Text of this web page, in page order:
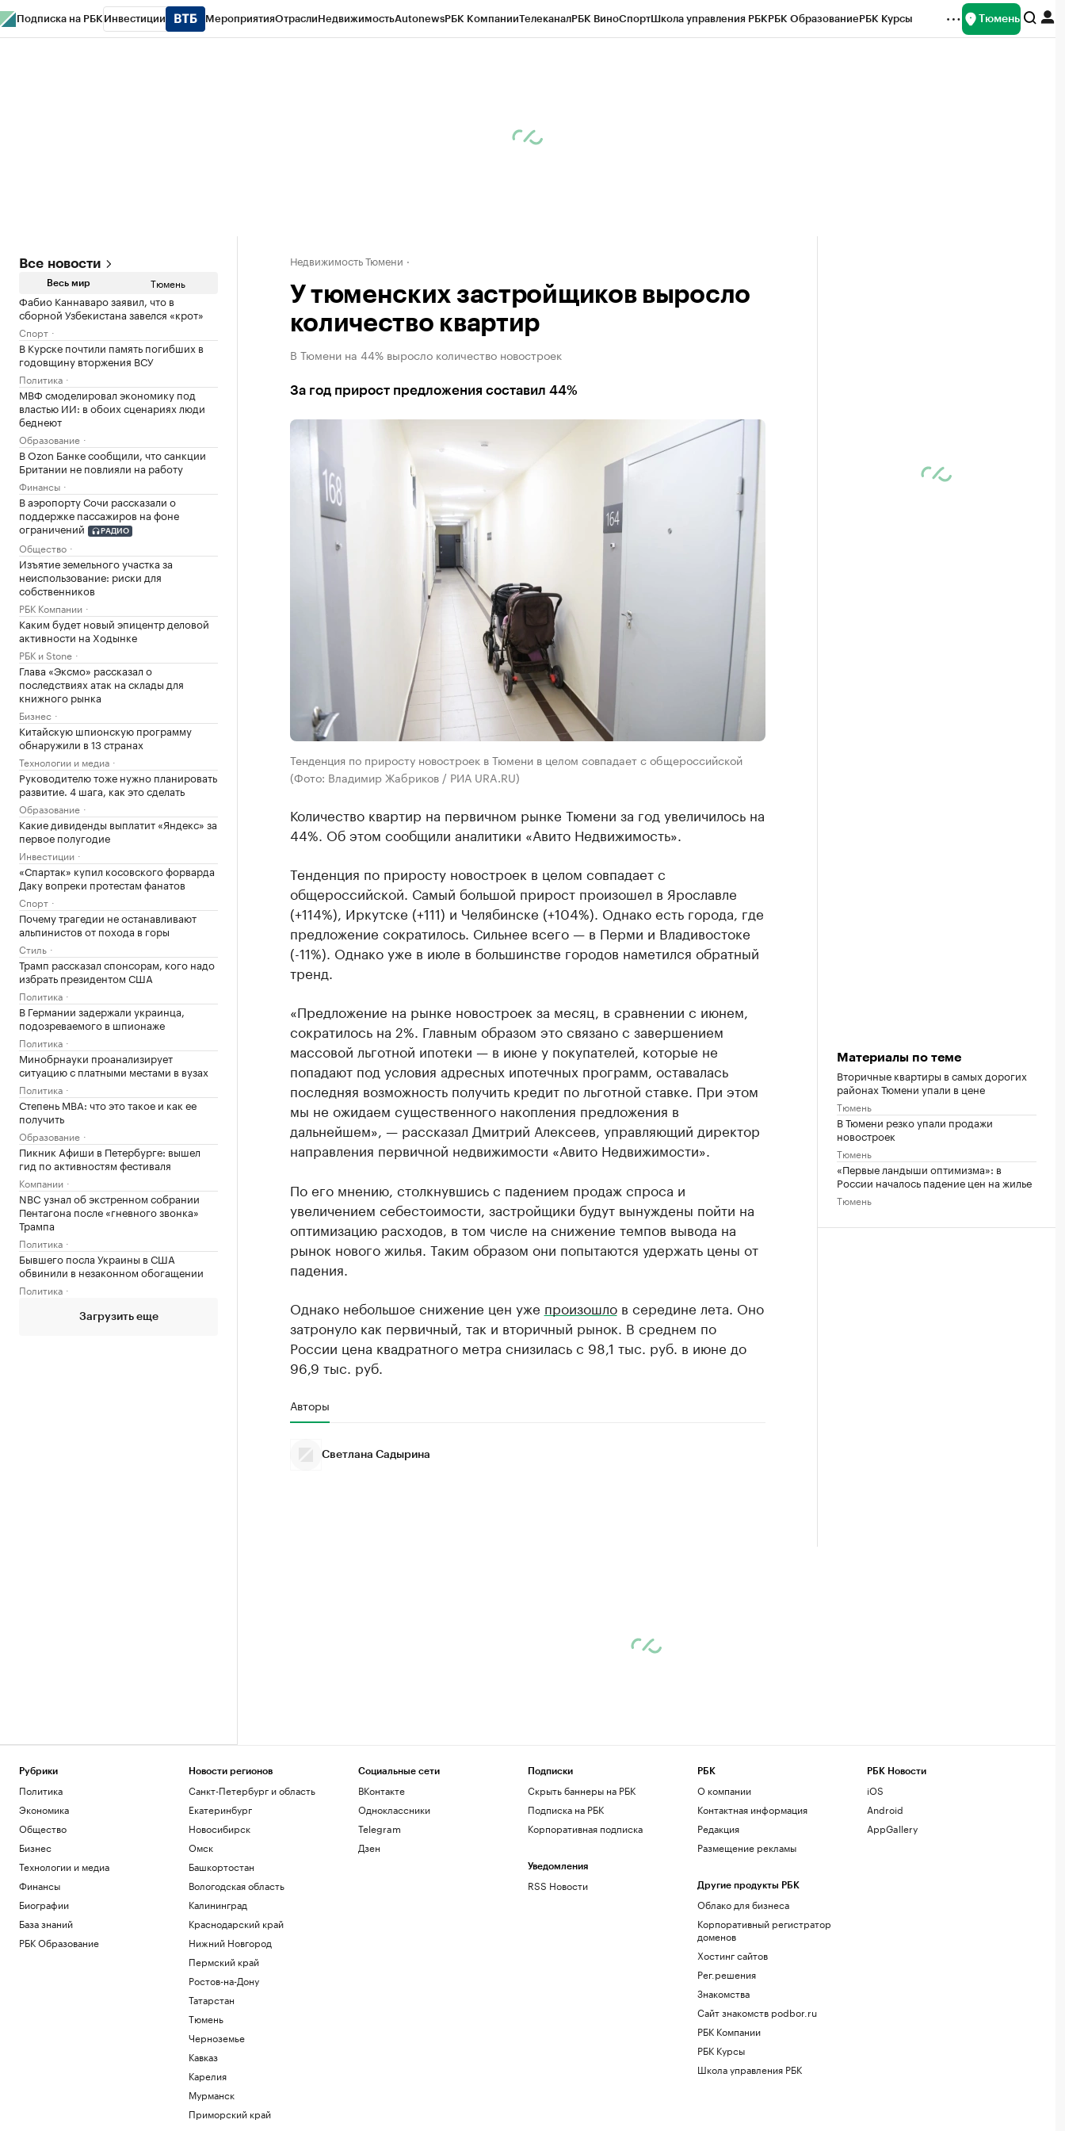
Подписка на РБК Инвестиции МероприятияОтраслиНедвижимостьAutonewsРБК КомпанииТелеканалРБК ВиноСпортШкола управления РБКРБК ОбразованиеРБК Курсы Тюмень
Все новости
Весь мир Тюмень
Фабио Каннаваро заявил, что в
сборной Узбекистана завелся «крот»
Спорт
В Курске почтили память погибших в
годовщину вторжения ВСУ
Политика
МВФ смоделировал экономику под
властью ИИ: в обоих сценариях люди
беднеют
Образование
В Ozon Банке сообщили, что санкции
Британии не повлияли на работу
Финансы
В аэропорту Сочи рассказали о
поддержке пассажиров на фоне
ограничений
РАДИО
Общество
Изъятие земельного участка за
неиспользование: риски для
собственников
РБК Компании
Каким будет новый эпицентр деловой
активности на Ходынке
РБК и Stone
Глава «Эксмо» рассказал о
последствиях атак на склады для
книжного рынка
Бизнес
Китайскую шпионскую программу
обнаружили в 13 странах
Технологии и медиа
Руководителю тоже нужно планировать
развитие. 4 шага, как это сделать
Образование
Какие дивиденды выплатит «Яндекс» за
первое полугодие
Инвестиции
«Спартак» купил косовского форварда
Даку вопреки протестам фанатов
Спорт
Почему трагедии не останавливают
альпинистов от похода в горы
Стиль
Трамп рассказал спонсорам, кого надо
избрать президентом США
Политика
В Германии задержали украинца,
подозреваемого в шпионаже
Политика
Минобрнауки проанализирует
ситуацию с платными местами в вузах
Политика
Степень MBA: что это такое и как ее
получить
Образование
Пикник Афиши в Петербурге: вышел
гид по активностям фестиваля
Компании
NBC узнал об экстренном собрании
Пентагона после «гневного звонка»
Трампа
Политика
Бывшего посла Украины в США
обвинили в незаконном обогащении
Политика
Загрузить еще
Недвижимость Тюмени
У тюменских застройщиков выросло
количество квартир
В Тюмени на 44% выросло количество новостроек
За год прирост предложения составил 44%
Тенденция по приросту новостроек в Тюмени в целом совпадает с общероссийской
(Фото: Владимир Жабриков / РИА URA.RU)
Количество квартир на первичном рынке Тюмени за год увеличилось на
44%. Об этом сообщили аналитики «Авито Недвижимость».
Тенденция по приросту новостроек в целом совпадает с
общероссийской. Самый большой прирост произошел в Ярославле
(+114%), Иркутске (+111) и Челябинске (+104%). Однако есть города, где
предложение сократилось. Сильнее всего — в Перми и Владивостоке
(-11%). Однако уже в июле в большинстве городов наметился обратный
тренд.
«Предложение на рынке новостроек за месяц, в сравнении с июнем,
сократилось на 2%. Главным образом это связано с завершением
массовой льготной ипотеки — в июне у покупателей, которые не
попадают под условия адресных ипотечных программ, оставалась
последняя возможность получить кредит по льготной ставке. При этом
мы не ожидаем существенного накопления предложения в
дальнейшем», — рассказал Дмитрий Алексеев, управляющий директор
направления первичной недвижимости «Авито Недвижимости».
По его мнению, столкнувшись с падением продаж спроса и
увеличением себестоимости, застройщики будут вынуждены пойти на
оптимизацию расходов, в том числе на снижение темпов вывода на
рынок нового жилья. Таким образом они попытаются удержать цены от
падения.
Однако небольшое снижение цен уже произошлов середине лета. Оно
затронуло как первичный, так и вторичный рынок. В среднем по
России цена квадратного метра снизилась с 98,1 тыс. руб. в июне до
96,9 тыс. руб.
Авторы
Светлана Садырина
Материалы по теме
Вторичные квартиры в самых дорогих
районах Тюмени упали в цене
Тюмень
В Тюмени резко упали продажи
новостроек
Тюмень
«Первые ландыши оптимизма»: в
России началось падение цен на жилье
Тюмень
Рубрики
Политика
Экономика
Общество
Бизнес
Технологии и медиа
Финансы
Биографии
База знаний
РБК Образование
Новости регионов
Санкт-Петербург и область
Екатеринбург
Новосибирск
Омск
Башкортостан
Вологодская область
Калининград
Краснодарский край
Нижний Новгород
Пермский край
Ростов-на-Дону
Татарстан
Тюмень
Черноземье
Кавказ
Карелия
Мурманск
Приморский край
Социальные сети
ВКонтакте
Одноклассники
Telegram
Дзен
Подписки
Скрыть баннеры на РБК
Подписка на РБК
Корпоративная подписка
Уведомления
RSS Новости
РБК
О компании
Контактная информация
Редакция
Размещение рекламы
Другие продукты РБК
Облако для бизнеса
Корпоративный регистратор
доменов
Хостинг сайтов
Рег.решения
Знакомства
Сайт знакомств podbor.ru
РБК Компании
РБК Курсы
Школа управления РБК
РБК Новости
iOS
Android
AppGallery